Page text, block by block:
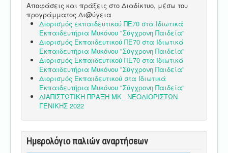
Αποφάσεις και πράξεις στο Διαδίκτυο, μέσω του
προγράμματος Δι@ύγεια
Διορισμός εκπαιδευτικού ΠΕ70 στα Ιδιωτικά
Εκπαιδευτήρια Μυκόνου "Σύγχρονη Παιδεία"
Διορισμός Εκπαιδευτικού ΠΕ70 στα Ιδιωτικά
Εκπαιδευτήρια Μυκόνου "Σύγχρονη Παιδεία"
Διορισμός Εκπαιδευτικού ΠΕ70 στα Ιδιωτικά
Εκπαιδευτήρια Μυκόνου "Σύγχρονη Παιδεία"
Διορισμός Εκπαιδευτικού στα Ιδιωτικά
Εκπαιδευτήρια Μυκόνου "Σύγχρονη Παιδεία"
ΔΙΑΠΙΣΤΩΤΙΚΗ ΠΡΑΞΗ ΜΚ_ ΝΕΟΔΙΟΡΙΣΤΩΝ
ΓΕΝΙΚΗΣ 2022
Ημερολόγιο παλιών αναρτήσεων